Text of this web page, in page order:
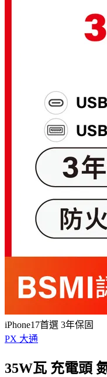
iPhone17首選 3年保固
PX 大通
35W瓦 充電頭